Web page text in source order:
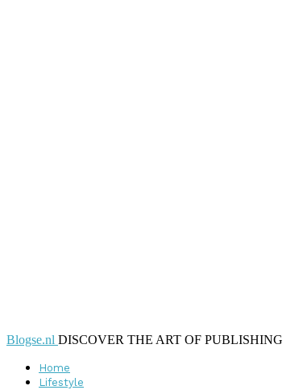
Blogse.nl DISCOVER THE ART OF PUBLISHING
Home
Lifestyle